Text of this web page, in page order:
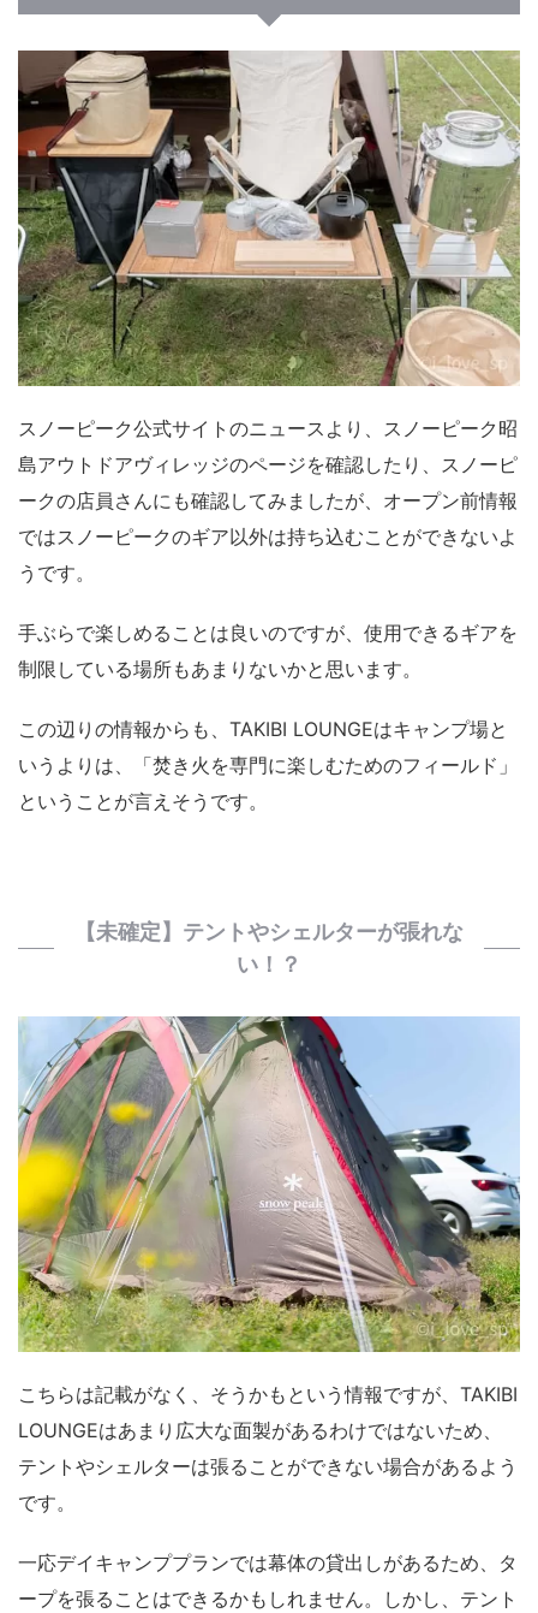
スノーピーク公式サイトのニュースより、スノーピーク昭
島アウトドアヴィレッジのページを確認したり、スノーピ
ークの店員さんにも確認してみましたが、オープン前情報
ではスノーピークのギア以外は持ち込むことができないよ
うです。
手ぶらで楽しめることは良いのですが、使用できるギアを
制限している場所もあまりないかと思います。
この辺りの情報からも、TAKIBI LOUNGEはキャンプ場と
いうよりは、「焚き火を専門に楽しむためのフィールド」
ということが言えそうです。
【未確定】テントやシェルターが張れな
い！？
こちらは記載がなく、そうかもという情報ですが、TAKIBI
LOUNGEはあまり広大な面製があるわけではないため、
テントやシェルターは張ることができない場合があるよう
です。
一応デイキャンププランでは幕体の貸出しがあるため、タ
ープを張ることはできるかもしれません。しかし、テント